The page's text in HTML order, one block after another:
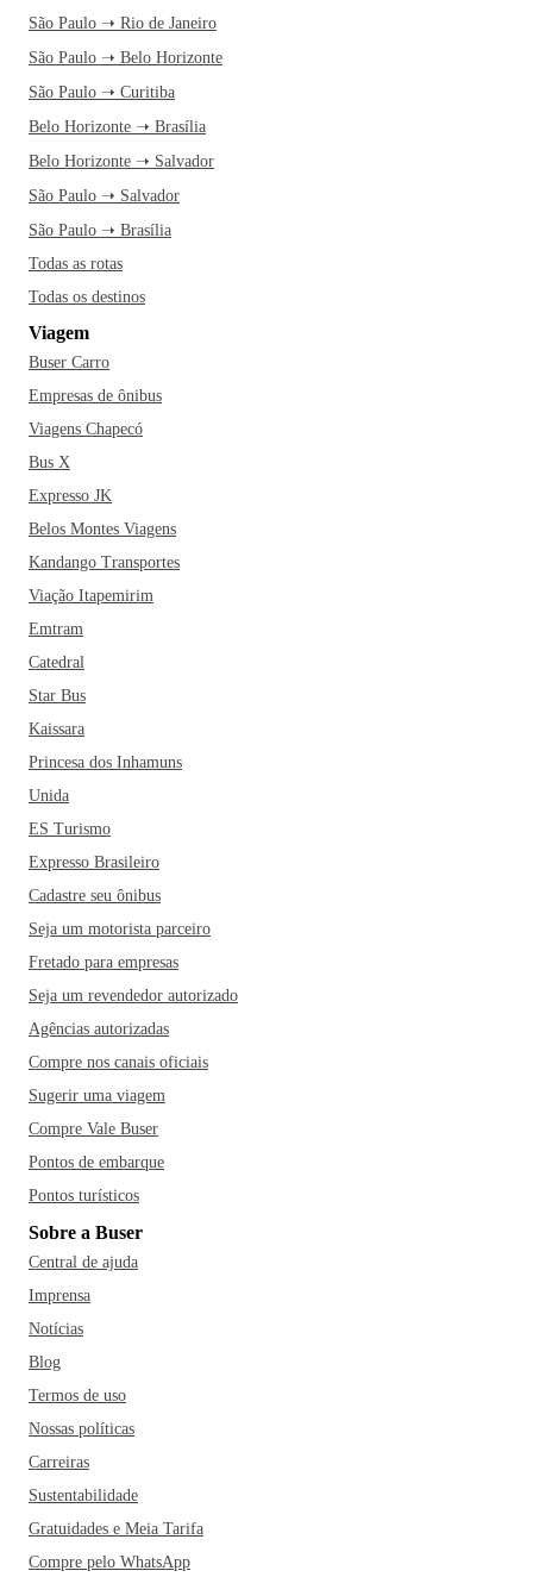
São Paulo ➝ Rio de Janeiro
São Paulo ➝ Belo Horizonte
São Paulo ➝ Curitiba
Belo Horizonte ➝ Brasília
Belo Horizonte ➝ Salvador
São Paulo ➝ Salvador
São Paulo ➝ Brasília
Todas as rotas
Todas os destinos
Viagem
Buser Carro
Empresas de ônibus
Viagens Chapecó
Bus X
Expresso JK
Belos Montes Viagens
Kandango Transportes
Viação Itapemirim
Emtram
Catedral
Star Bus
Kaissara
Princesa dos Inhamuns
Unida
ES Turismo
Expresso Brasileiro
Cadastre seu ônibus
Seja um motorista parceiro
Fretado para empresas
Seja um revendedor autorizado
Agências autorizadas
Compre nos canais oficiais
Sugerir uma viagem
Compre Vale Buser
Pontos de embarque
Pontos turísticos
Sobre a Buser
Central de ajuda
Imprensa
Notícias
Blog
Termos de uso
Nossas políticas
Carreiras
Sustentabilidade
Gratuidades e Meia Tarifa
Compre pelo WhatsApp